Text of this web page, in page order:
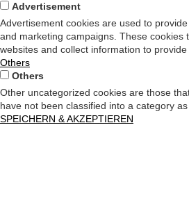
Advertisement
Advertisement cookies are used to
and marketing campaigns. These cookies
websites and collect information to provide
Others
Others
Other uncategorized cookies are those
have not been classified into a category as
SPEICHERN & AKZEPTIEREN